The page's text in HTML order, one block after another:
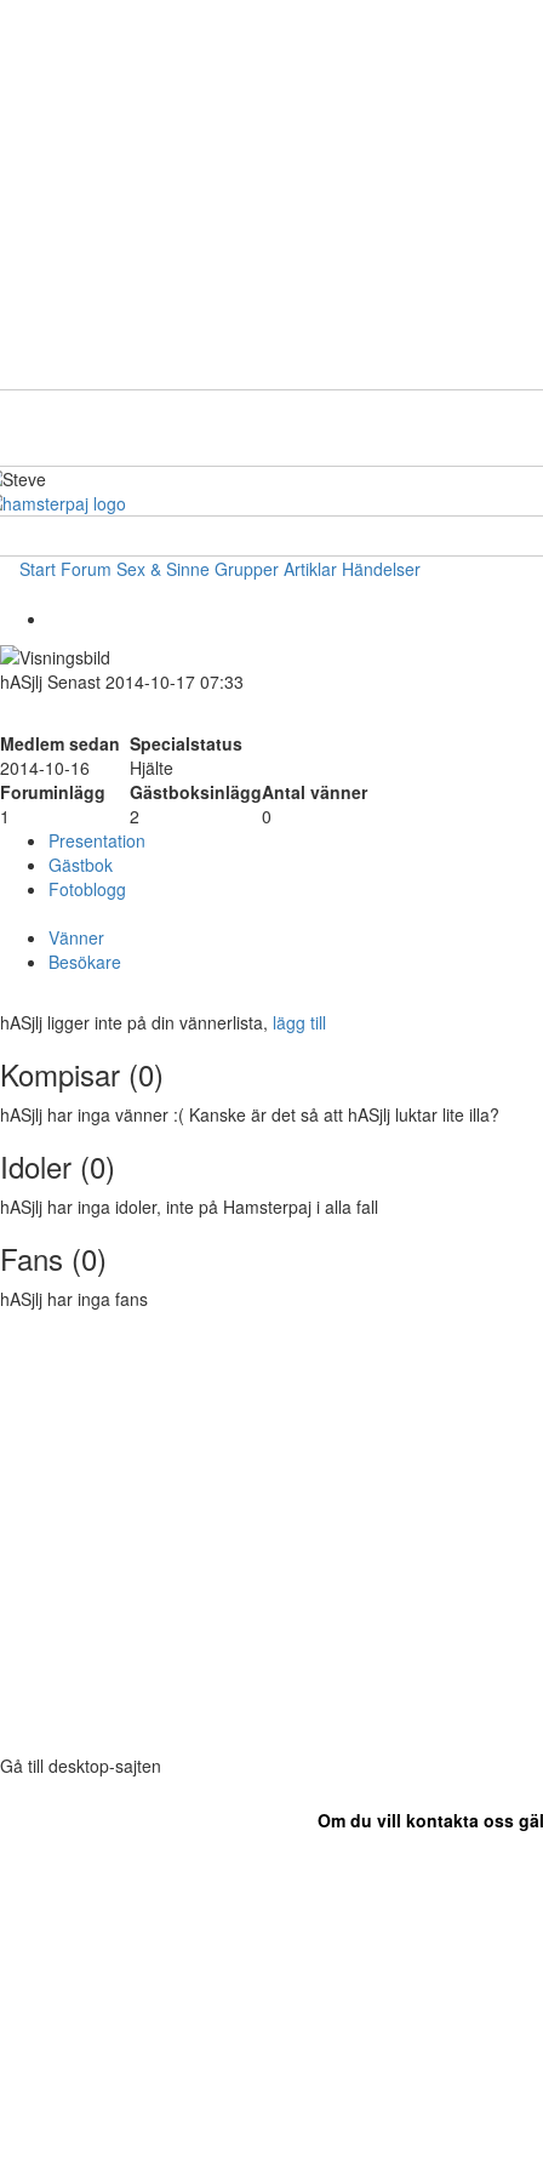
Start Forum Sex & Sinne Grupper Artiklar Händelser
hASjlj Senast 2014-10-17 07:33
Medlem sedan Specialstatus
2014-10-16
Hjälte
Foruminlägg
GästboksinläggAntal vänner
1
2
0
Presentation
Gästbok
Fotoblogg
Vänner
Besökare
hASjlj ligger inte på din vännerlista, lägg till
Kompisar (0)
hASjlj har inga vänner :( Kanske är det så att hASjlj luktar lite illa?
Idoler (0)
hASjlj har inga idoler, inte på Hamsterpaj i alla fall
Fans (0)
hASjlj har inga fans
Gå till desktop-sajten
Om du vill kontakta oss